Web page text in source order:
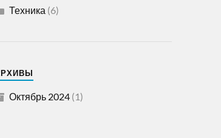
Техника (6)
Октябрь 2024(1)